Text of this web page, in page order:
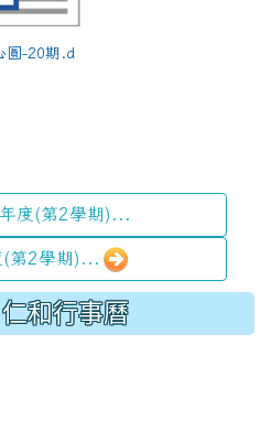
圓-20期.d
度(第2學期)...
第2學期)...
和行事曆